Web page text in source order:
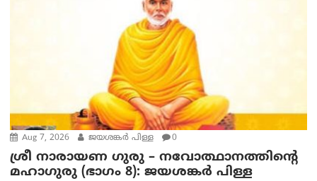
Aug 7, 2026 ജയശങ്കര്‍ പിള്ള 0
ശ്രീ നാരായണ ഗുരു – നവോത്ഥാനത്തിന്റെ
മഹാഗുരു (ഭാഗം 8): ജയശങ്കര്‍ പിള്ള